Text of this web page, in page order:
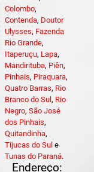
Colombo,
Contenda, Doutor
Ulysses, Fazenda
Rio Grande,
Itaperuçu, Lapa,
Mandirituba, Piên,
Pinhais, Piraquara,
Quatro Barras, Rio
Branco do Sul , Rio
Negro, São José
dos Pinhais,
Quitandinha,
Tijucas do Sul e
Tunas do Paraná.
Endereço: